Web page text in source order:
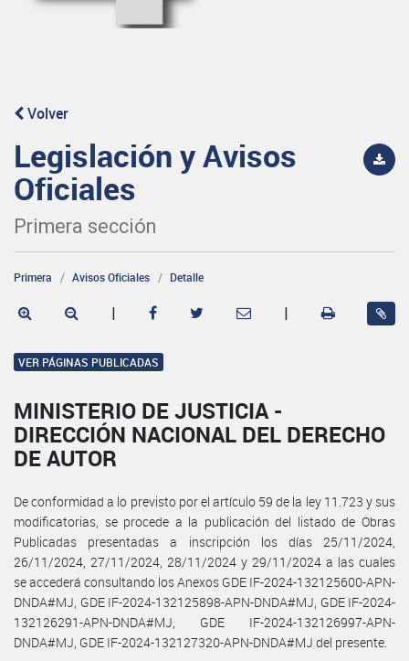
Volver
Legislación y Avisos
Oficiales
Primera sección
Primera Avisos Oficiales Detalle
| |
VER PÁGINAS PUBLICADAS
MINISTERIO DE JUSTICIA -
DIRECCIÓN NACIONAL DEL DERECHO
DE AUTOR
De conformidad a lo previsto por el artículo 59 de la ley 11.723 y sus
modificatorias, se procede a la publicación del listado de Obras
Publicadas presentadas a inscripción los días 25/11/2024,
26/11/2024, 27/11/2024, 28/11/2024 y 29/11/2024 a las cuales
se accederá consultando los Anexos GDE IF-2024-132125600-APN-
DNDA#MJ, GDE IF-2024-132125898-APN-DNDA#MJ, GDE IF-2024-
132126291-APN-DNDA#MJ, GDE IF-2024-132126997-APN-
DNDA#MJ, GDE IF-2024-132127320-APN-DNDA#MJ del presente.